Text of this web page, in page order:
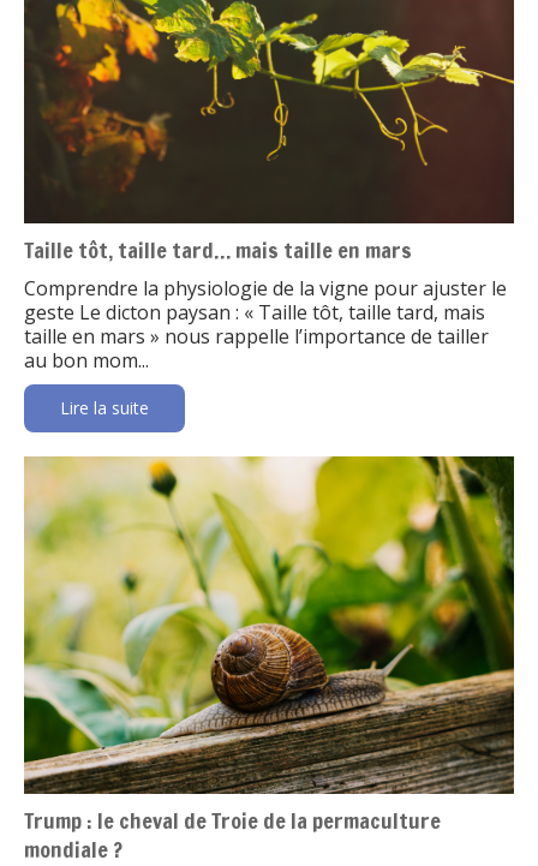
Taille tôt, taille tard… mais taille en mars
Comprendre la physiologie de la vigne pour ajuster le
geste Le dicton paysan : « Taille tôt, taille tard, mais
taille en mars » nous rappelle l’importance de tailler
au bon mom...
Lire la suite
Trump : le cheval de Troie de la permaculture
mondiale ?